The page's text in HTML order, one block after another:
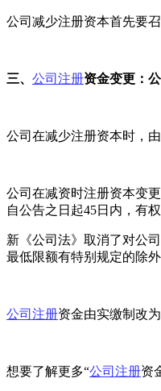
公司减少注册资本首先要
三、 公司注册资金变更：
公司在减少注册资本时，
公司在减资时注册资本变
自公告之日起45日内，有
新《公司法》取消了对公
最低限额有特别规定的除外
公司注册资金由实缴制改
想要了解更多“公司注册资